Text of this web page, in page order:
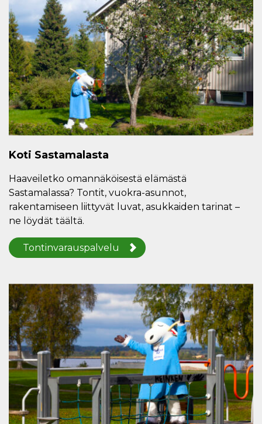
Koti Sastamalasta
Haaveiletko omannäköisestä elämästä
Sastamalassa? Tontit, vuokra-asunnot,
rakentamiseen liittyvät luvat, asukkaiden tarinat –
ne löydät täältä.
Tontinvarauspalvelu